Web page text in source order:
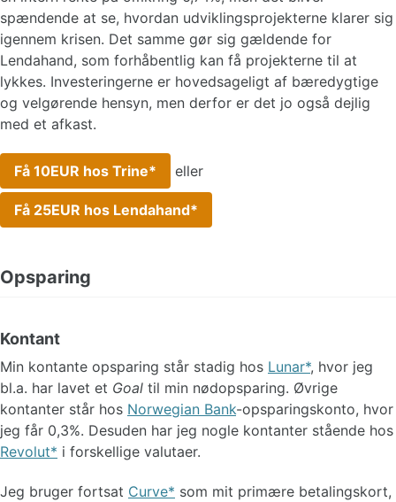
spændende at se, hvordan udviklingsprojekterne klarer sig
igennem krisen. Det samme gør sig gældende for
Lendahand, som forhåbentlig kan få projekterne til at
lykkes. Investeringerne er hovedsageligt af bæredygtige
og velgørende hensyn, men derfor er det jo også dejlig
med et afkast.
Få 10EUR hos Trine eller
Få 25EUR hos Lendahand
Opsparing
Kontant
Min kontante opsparing står stadig hos Lunar , hvor jeg
bl.a. har lavet et Goal til min nødopsparing. Øvrige
kontanter står hos Norwegian Bank-opsparingskonto, hvor
jeg får 0,3%. Desuden har jeg nogle kontanter stående hos
Revolut
i forskellige valutaer.
Jeg bruger fortsat Curve
som mit primære betalingskort,